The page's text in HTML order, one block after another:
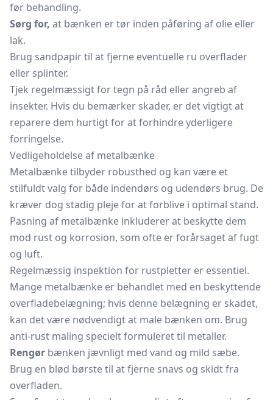
før behandling.
Sørg for, at bænken er tør inden påføring af olie eller
lak.
Brug sandpapir til at fjerne eventuelle ru overflader
eller splinter.
Tjek regelmæssigt for tegn på råd eller angreb af
insekter. Hvis du bemærker skader, er det vigtigt at
reparere dem hurtigt for at forhindre yderligere
forringelse.
Vedligeholdelse af metalbænke
Metalbænke tilbyder robusthed og kan være et
stilfuldt valg for både indendørs og udendørs brug. De
kræver dog stadig pleje for at forblive i optimal stand.
Pasning af metalbænke inkluderer at beskytte dem
mod rust og korrosion, som ofte er forårsaget af fugt
og luft.
Regelmæssig inspektion for rustpletter er essentiel.
Mange metalbænke er behandlet med en beskyttende
overfladebelægning; hvis denne belægning er skadet,
kan det være nødvendigt at male bænken om. Brug
anti-rust maling specielt formuleret til metaller.
Rengør bænken jævnligt med vand og mild sæbe.
Brug en blød børste til at fjerne snavs og skidt fra
overfladen.